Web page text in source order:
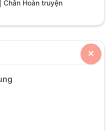
Chân Hoàn truyện
✕